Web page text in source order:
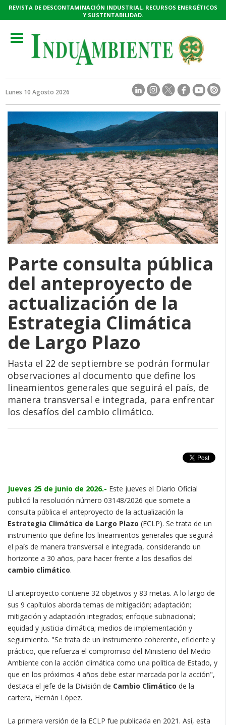
REVISTA DE DESCONTAMINACIÓN INDUSTRIAL, RECURSOS ENERGÉTICOS
Y SUSTENTABILIDAD.
Toggle
navigation
Lunes 10 Agosto 2026
Parte consulta pública
del anteproyecto de
actualización de la
Estrategia Climática
de Largo Plazo
Hasta el 22 de septiembre se podrán formular
observaciones al documento que define los
lineamientos generales que seguirá el país, de
manera transversal e integrada, para enfrentar
los desafíos del cambio climático.
Jueves 25 de junio de 2026.- Este jueves el Diario Oficial
publicó la resolución número 03148/2026 que somete a
consulta pública el anteproyecto de la actualización la
Estrategia Climática de Largo Plazo (ECLP). Se trata de un
instrumento que define los lineamientos generales que seguirá
el país de manera transversal e integrada, considerando un
horizonte a 30 años, para hacer frente a los desafíos del
cambio climático.
El anteproyecto contiene 32 objetivos y 83 metas. A lo largo de
sus 9 capítulos aborda temas de mitigación; adaptación;
mitigación y adaptación integrados; enfoque subnacional;
equidad y justicia climática; medios de implementación y
seguimiento. "Se trata de un instrumento coherente, eficiente y
práctico, que refuerza el compromiso del Ministerio del Medio
Ambiente con la acción climática como una política de Estado, y
que en los próximos 4 años debe estar marcada por la acción",
destaca el jefe de la División de Cambio Climático de la
cartera, Hernán López.
La primera versión de la ECLP fue publicada en 2021. Así, esta